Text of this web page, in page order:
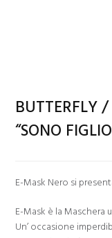
BUTTERFLY
“SONO
E-Mask Nero si
E-Mask è la Maschera
Un’ occasione